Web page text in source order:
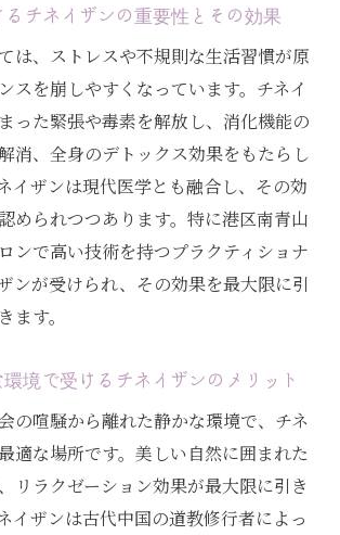
ス解消に効果的なチネイザンの施術
能改善に特化したチネイザンの手技
山のプラクティショナーが提供す
ゼーション
ザンによるデトックス効果の実感
もに健康を取り戻すチネイザンの魅
で受けるチネイザンの施術の流れ
チア老師の教えを受け継ぐチネイ
ク・チア老師とは？チネイザンの
者
で受けるマンタック・チア老師直伝
ザン
ザンの教えを実践する南青山のセラ
チネイザンの重要性とその効果
は、ストレスや不規則な生活習慣が原
スを崩しやすくなっています。チネイ
った緊張や毒素を解放し、消化機能の
消、全身のデトックス効果をもたらし
イザンは現代医学とも融合し、その効
められつつあります。特に港区南青山
ンで高い技術を持つプラクティショナ
ンが受けられ、その効果を最大限に引
ます。
境で受けるチネイザンのメリット
の喧騒から離れた静かな環境で、チネ
適な場所です。美しい自然に囲まれた
リラクゼーション効果が最大限に引き
イザンは古代中国の道教修行者によっ